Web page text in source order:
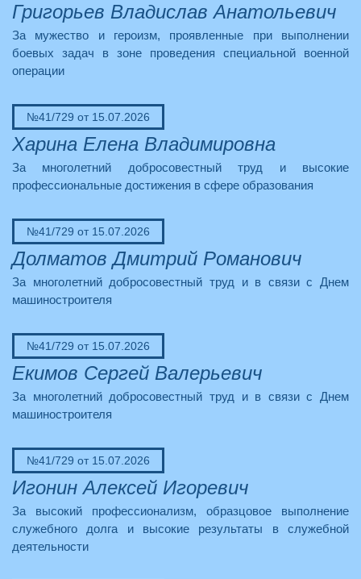
Григорьев Владислав Анатольевич
За мужество и героизм, проявленные при выполнении
боевых задач в зоне проведения специальной военной
операции
№41/729 от 15.07.2026
Харина Елена Владимировна
За многолетний добросовестный труд и высокие
профессиональные достижения в сфере образования
№41/729 от 15.07.2026
Долматов Дмитрий Романович
За многолетний добросовестный труд и в связи с Днем
машиностроителя
№41/729 от 15.07.2026
Екимов Сергей Валерьевич
За многолетний добросовестный труд и в связи с Днем
машиностроителя
№41/729 от 15.07.2026
Игонин Алексей Игоревич
За высокий профессионализм, образцовое выполнение
служебного долга и высокие результаты в служебной
деятельности